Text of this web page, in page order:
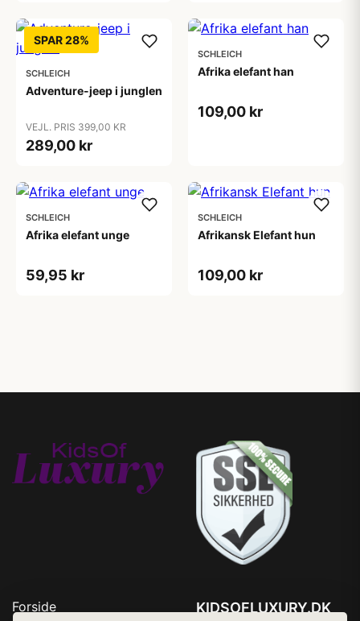
SPAR 28%
SCHLEICH
Adventure-jeep i junglen
VEJL. PRIS 399,00 KR
289,00 kr
SCHLEICH
Afrika elefant han
109,00 kr
SCHLEICH
Afrika elefant unge
59,95 kr
SCHLEICH
Afrikansk Elefant hun
109,00 kr
Forside
KIDSOFLUXURY.DK